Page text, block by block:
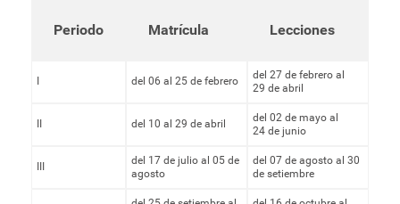
distribuidos en diferentes las franjas horarias a lo
largo de la semana, le permitirán compaginarlos
con su trabajo o estudio.
continuar desarrollando diferentes proyectos de
Periodo Matrícula Lecciones
del 06 al 25 de febrero
del 27 de febrero al
29 de abril
del 10 al 29 de abril
del 02 de mayo al
24 de junio
del 17 de julio al 05 de
agosto
del 07 de agosto al 30
de setiembre